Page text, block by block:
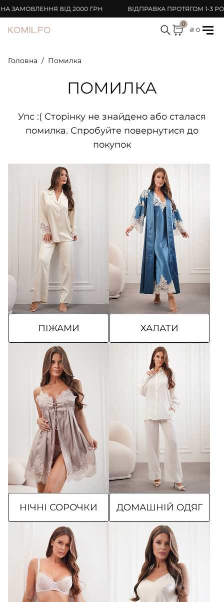
ВІД 2000 ГРН ВІДПРАВКА ПРОТЯГОМ 1-3
0
₴ 0
Головна Помилка
ПОМИЛКА
Упс :( Сторінку не знайдено або сталася
помилка. Спробуйте повернутися до
покупок
ПІЖАМИ ХАЛАТИ
НІЧНІ СОРОЧКИ ДОМАШНІЙ ОДЯГ